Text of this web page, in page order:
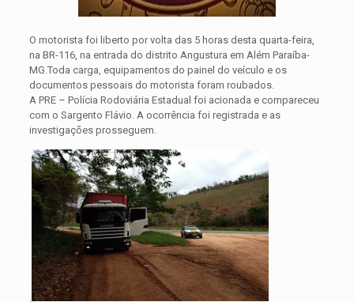
O motorista foi liberto por volta das 5 horas desta quarta-feira,
na BR-116, na entrada do distrito Angustura em Além Paraíba-
MG.Toda carga, equipamentos do painel do veículo e os
documentos pessoais do motorista foram roubados.
A PRE – Polícia Rodoviária Estadual foi acionada e compareceu
com o Sargento Flávio. A ocorrência foi registrada e as
investigações prosseguem.